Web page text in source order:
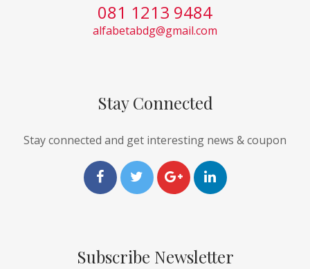
081 1213 9484
alfabetabdg@gmail.com
Stay Connected
Stay connected and get interesting news & coupon
Subscribe Newsletter